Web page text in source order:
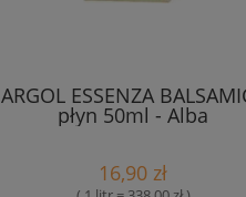
ARGOL ESSENZA
płyn 50ml - Alba
16,90 zł